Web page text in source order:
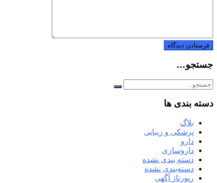
جستجو…
دسته بندی ها
بلاگ
پزشکی و زیبایی
دارو
داروسازی
دسته بندی نشده
دسته‌بندی نشده
رپورتاژ آگهی